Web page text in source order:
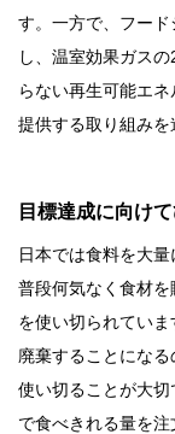
す。一方で、フー
し、温室効果ガス
らない再生可能エ
提供する取り組みを
目標達成に向け
日本では食料を大
普段何気なく食材
を使い切られてい
廃棄することにな
使い切ることが大
で食べきれる量を